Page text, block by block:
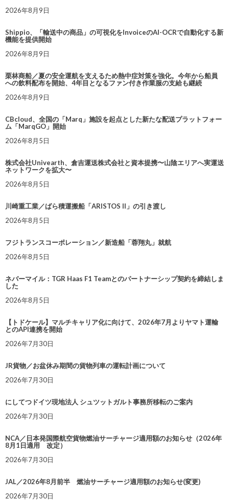
2026年8月9日
Shippio、「輸送中の商品」の可視化をInvoiceのAI-OCRで自動化する新
機能を提供開始
2026年8月9日
栗林商船／夏の安全運航を支えるため熱中症対策を強化。今年から船員
への飲料配布を開始、4年目となるファン付き作業服の支給も継続
2026年8月9日
CBcloud、全国の「Marq」施設を起点とした新たな配送プラットフォー
ム「MarqGO」開始
2026年8月5日
株式会社Univearth、倉吉運送株式会社と資本提携〜山陰エリアへ実運送
ネットワークを拡大〜
2026年8月5日
川崎重工業／ばら積運搬船「ARISTOS II」の引き渡し
2026年8月5日
フジトランスコーポレーション／新造船「蓉翔丸」就航
2026年8月5日
ネバーマイル：TGR Haas F1 Teamとのパートナーシップ契約を締結しま
した
2026年8月5日
【トドケール】マルチキャリア化に向けて、2026年7月よりヤマト運輸
とのAPI連携を開始
2026年7月30日
JR貨物／お盆休み期間の貨物列車の運転計画について
2026年7月30日
にしてつドイツ現地法人 シュツットガルト事務所移転のご案内
2026年7月30日
NCA／日本発国際航空貨物燃油サーチャージ適用額のお知らせ（2026年
8月1日適用 改定）
2026年7月30日
JAL／2026年8月前半 燃油サーチャージ適用額のお知らせ(変更)
2026年7月30日